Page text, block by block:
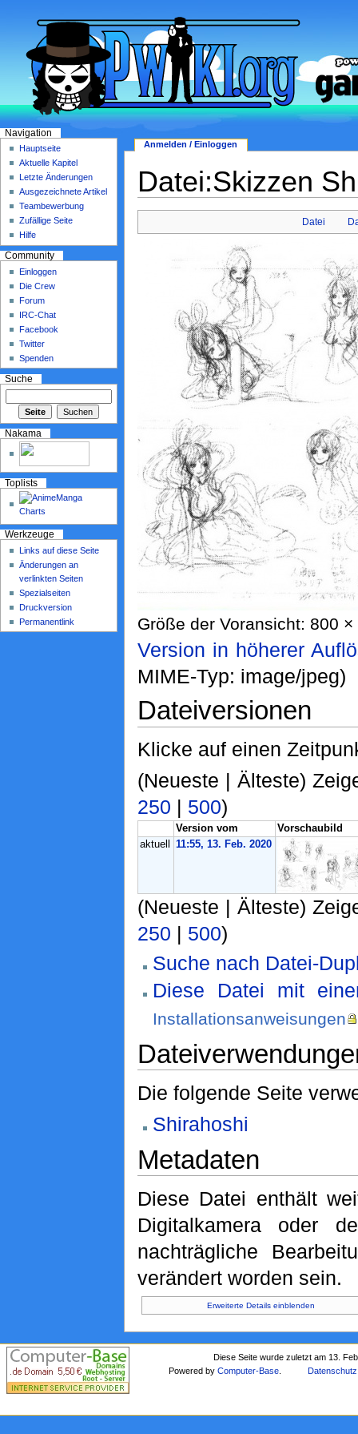
Datei:Skizzen
Datei
Größe der Voransicht: 800
Version in höherer
MIME-Typ: image/jpeg)
Dateiversionen
Klicke auf einen
(Neueste | Älteste)
250 | 500)
Version vom
Vorschaubild
aktuell
11:55, 13. Feb. 2020
(Neueste | Älteste)
250 | 500)
Suche nach Datei-
Diese Datei mit
Installationsanweisungen
Die folgende Seite
Shirahoshi
Metadaten
Diese Datei enthält
Digitalkamera oder
nachträgliche
verändert worden sein.
Erweiterte Details einblenden
Anmelden / Einloggen
Navigation
Hauptseite
Aktuelle Kapitel
Letzte Änderungen
Ausgezeichnete Artikel
Teambewerbung
Zufällige Seite
Hilfe
Community
Einloggen
Die Crew
Forum
IRC-Chat
Facebook
Twitter
Spenden
Suche
Nakama
Toplists
Werkzeuge
Links auf diese Seite
Änderungen an
verlinkten Seiten
Spezialseiten
Druckversion
Permanentlink
Diese Seite wurde zuletzt am 13.
Powered byComputer-Base Datenschutz